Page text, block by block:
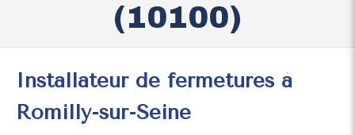
(10100)
Installateur de fermetures à
Romilly-sur-Seine